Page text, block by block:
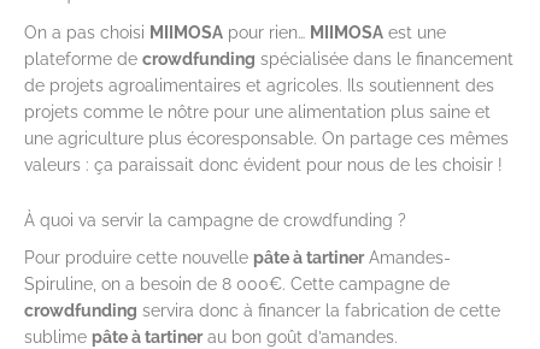
On a pas choisi MIIMOSA pour rien… MIIMOSA est une
plateforme de crowdfunding spécialisée dans le financement
de projets agroalimentaires et agricoles. Ils soutiennent des
projets comme le nôtre pour une alimentation plus saine et
une agriculture plus écoresponsable. On partage ces mêmes
valeurs : ça paraissait donc évident pour nous de les choisir !
À quoi va servir la campagne de crowdfunding ?
Pour produire cette nouvelle pâte à tartinerAmandes-
Spiruline, on a besoin de 8 000€. Cette campagne de
crowdfunding servira donc à financer la fabrication de cette
sublime pâte à tartinerau bon goût d’amandes.